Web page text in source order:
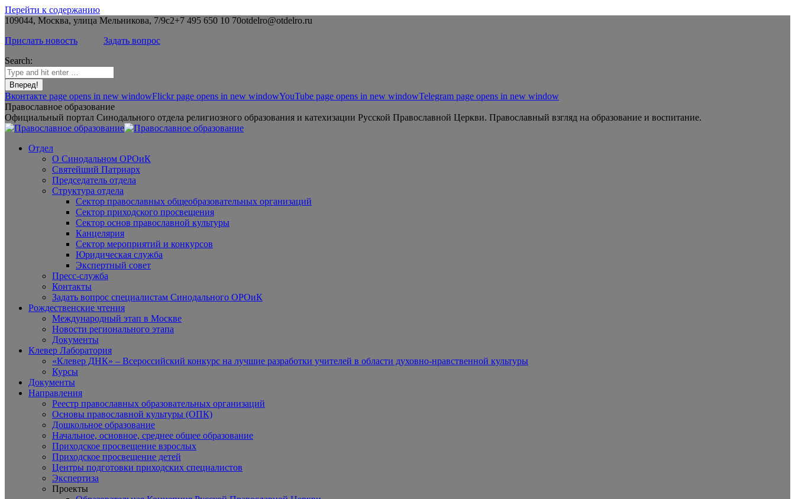
Перейти к содержанию
109044, Москва, улица Мельникова, 7/9с2+7 495 650 10 70otdelro@otdelro.ru
Прислать новость
Задать вопрос
Search:
Вконтакте page opens in new windowFlickr page opens in new windowYouTube page opens in new windowTelegram page opens in new window
Православное образование
Официальный портал Синодального отдела религиозного образования и катехизации Русской Православной Церкви. Православный взгляд на образование и воспитание.
Отдел
О Синодальном ОРОиК
Святейший Патриарх
Председатель отдела
Структура отдела
Сектор православных общеобразовательных организаций
Сектор приходского просвещения
Сектор основ православной культуры
Канцелярия
Сектор мероприятий и конкурсов
Юридическая служба
Экспертный совет
Пресс-служба
Контакты
Задать вопрос специалистам Синодального ОРОиК
Рождественские чтения
Международный этап в Москве
Новости регионального этапа
Документы
Клевер Лаборатория
«Клевер ДНК» – Всероссийский конкурс на лучшие разработки учителей в области духовно-нравственной культуры
Курсы
Документы
Направления
Реестр православных образовательных организаций
Основы православной культуры (ОПК)
Дошкольное образование
Начальное, основное, среднее общее образование
Приходское просвещение взрослых
Приходское просвещение детей
Центры подготовки приходских специалистов
Экспертиза
Проекты